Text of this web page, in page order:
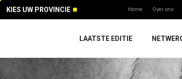
KIES UW PROVINCIE Home Over ons
LAATSTE EDITIE